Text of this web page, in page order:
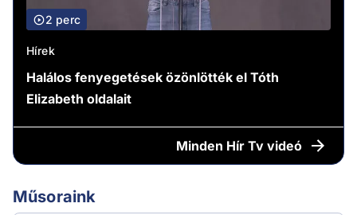
2 perc
Hírek
Halálos fenyegetések özönlötték el Tóth
Elizabeth oldalait
Minden Hír Tv videó
Műsoraink